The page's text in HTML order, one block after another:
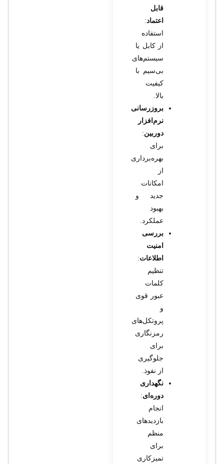
قابل
اعتماد:
استفاده
از کابل یا
سیستم‌های
بی‌سیم با
کیفیت
بالا.
بروزرسانی
نرم‌افزار
دوربین:
برای
بهره‌برداری
از
امکانات
جدید و
بهبود
عملکرد.
بررسی
امنیت
اطلاعات:
تنظیم
کلمات
عبور قوی
و
پروتکل‌های
رمزنگاری
برای
جلوگیری
از نفوذ.
نگهداری
دوره‌ای:
انجام
بازدیدهای
منظم
برای
تمیزکاری